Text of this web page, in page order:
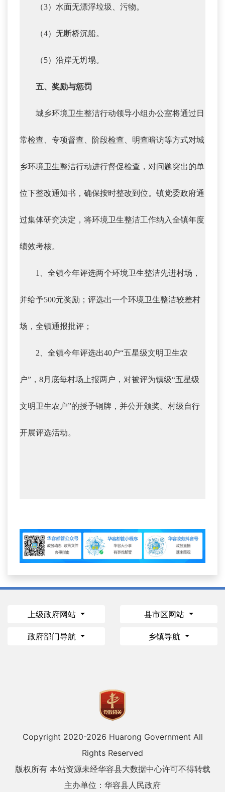
（3）水面无漂浮垃圾、污物。
（4）无断桥沉船。
（5）沿岸无坍塌。
五、奖励与惩罚
城乡环境卫生整洁行动领导小组办公室将通过日
常检查、专项督查、阶段检查、明查暗访等方式对城
乡环境卫生整洁行动进行督促检查，对问题突出的单
位下整改通知书，确保按时整改到位。镇党委政府通
过集体研究决定，将环境卫生整洁工作纳入全镇年度
绩效考核。
1、全镇今年评选两个环境卫生整洁先进村场，
并给予500元奖励；评选出一个环境卫生整洁较差村
场，全镇通报批评；
2、全镇今年评选出40户“五星级文明卫生农
户”，8月底每村场上报两户，对被评为镇级“五星级
文明卫生农户”的授予铜牌，并公开颁奖。村级自行
开展评选活动。
上级政府网站 县市区网站
政府部门导航 乡镇导航
Copyright 2020-2026 Huarong Government All
Rights Reserved
版权所有 本站资源未经华容县大数据中心许可不得转载
主办单位：华容县人民政府